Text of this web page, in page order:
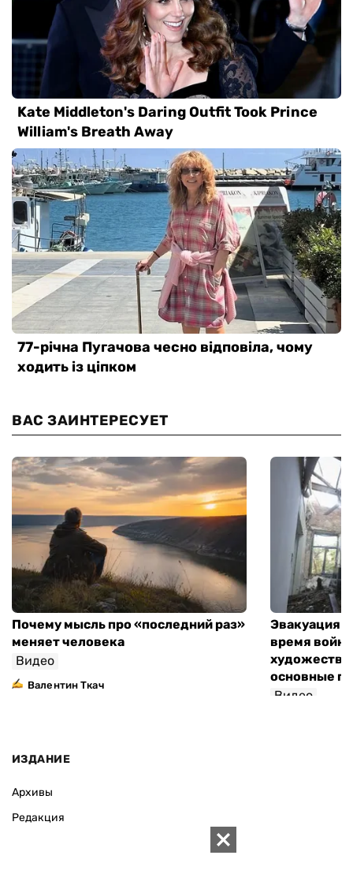
ВАС ЗАИНТЕРЕСУЕТ
Почему мысль про «последний раз»
меняет человека
Видео
Валентин Ткач
Эвакуация
время
основные
Видео
ИЗДАНИЕ
Архивы
Редакция